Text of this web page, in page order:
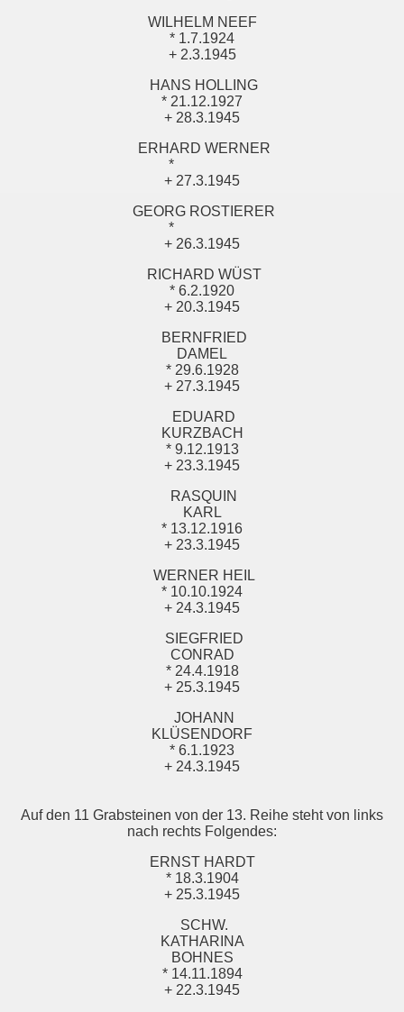
WILHELM NEEF
* 1.7.1924
+ 2.3.1945
HANS HOLLING
* 21.12.1927
+ 28.3.1945
ERHARD WERNER
*
+ 27.3.1945
GEORG ROSTIERER
*
+ 26.3.1945
RICHARD WÜST
* 6.2.1920
+ 20.3.1945
BERNFRIED
DAMEL
* 29.6.1928
+ 27.3.1945
EDUARD
KURZBACH
* 9.12.1913
+ 23.3.1945
RASQUIN
KARL
* 13.12.1916
+ 23.3.1945
WERNER HEIL
* 10.10.1924
+ 24.3.1945
SIEGFRIED
CONRAD
* 24.4.1918
+ 25.3.1945
JOHANN
KLÜSENDORF
* 6.1.1923
+ 24.3.1945
Auf den 11 Grabsteinen von der 13. Reihe steht von links
nach rechts Folgendes:
ERNST HARDT
* 18.3.1904
+ 25.3.1945
SCHW.
KATHARINA
BOHNES
* 14.11.1894
+ 22.3.1945